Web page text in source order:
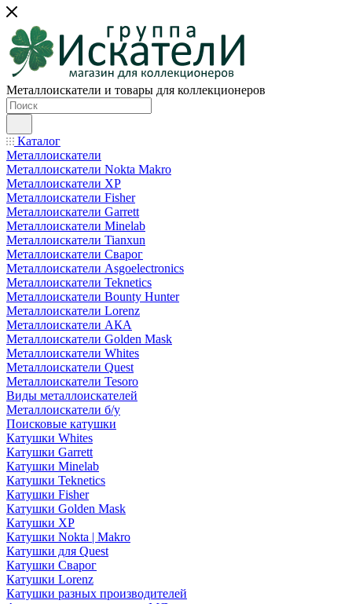
Металлоискатели и товары для коллекционеров
Каталог
Металлоискатели
Металлоискатели Nokta Makro
Металлоискатели XP
Металлоискатели Fisher
Металлоискатели Garrett
Металлоискатели Minelab
Металлоискатели Tianxun
Металлоискатели Сварог
Металлоискатели Asgoelectronics
Металлоискатели Teknetics
Металлоискатели Bounty Hunter
Металлоискатели Lorenz
Металлоискатели АКА
Металлоискатели Golden Mask
Металлоискатели Whites
Металлоискатели Quest
Металлоискатели Tesoro
Виды металлоискателей
Металлоискатели б/у
Поисковые катушки
Катушки Whites
Катушки Garrett
Катушки Minelab
Катушки Teknetics
Катушки Fisher
Катушки Golden Mask
Катушки XP
Катушки Nokta | Makro
Катушки для Quest
Катушки Сварог
Катушки Lorenz
Катушки разных производителей